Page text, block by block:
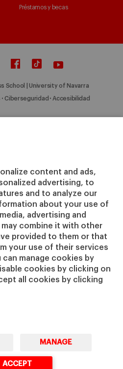
content and ads,
advertising, to
and to analyze our
about your use of
advertising and
combine it with other
provided to them or that
your use of their services
can manage cookies by
cookies by clicking on
all cookies by clicking
MANAGE
ACCEPT
Préstamos y becas
School | University of Navarra
Ciberseguridad Accesibilidad